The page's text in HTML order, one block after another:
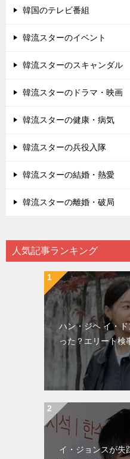
韓国のテレビ番組
韓流スターのイベント
韓流スターのスキャンダル
韓流スターのドラマ・映画
韓流スターの健康・病気
韓流スターの兵役入隊
韓流スターの結婚・熱愛
韓流スターの離婚・破局
人気記事ランキング
ハン・ジヘ イ・
った？エリート検
イ・ジョンスが失